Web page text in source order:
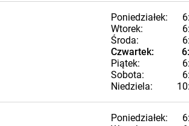
Poniedziałek:
Wtorek:
Środa:
Czwartek:
Piątek:
Sobota:
Niedziela:
Poniedziałek: